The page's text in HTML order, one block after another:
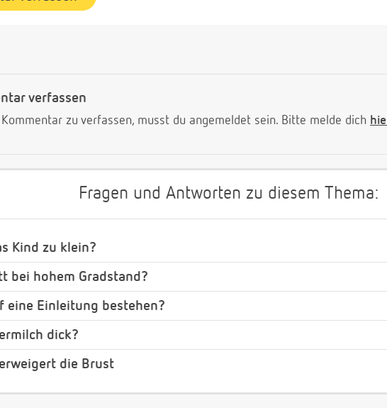
verfassen
zu verfassen, musst du angemeldet sein. Bitte melde dich
Fragen und Antworten zu diesem Thema:
Kind zu klein?
bei hohem Gradstand?
eine Einleitung bestehen?
dick?
die Brust